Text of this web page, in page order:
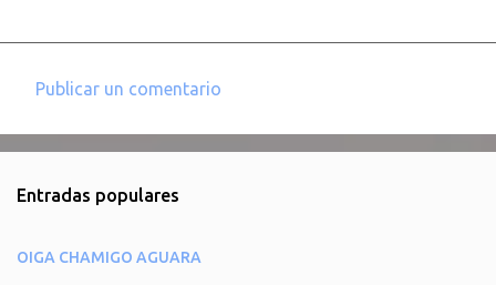
e
t
Publicar un comentario
Entradas populares
OIGA CHAMIGO AGUARA